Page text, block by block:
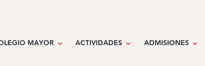
MAYOR
ACTIVIDADES ADMISIONES